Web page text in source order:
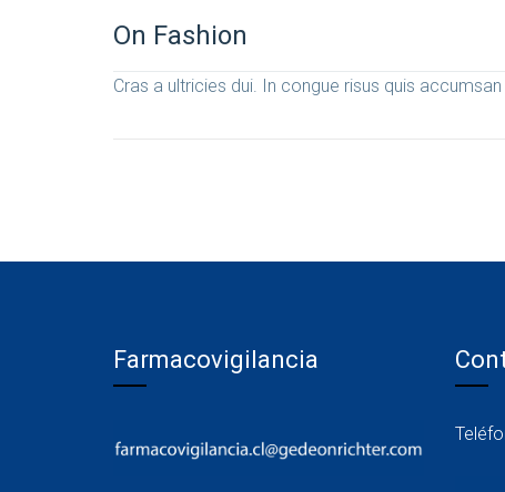
On Fashion
Cras a ultricies dui. In congue risus quis
Farmacovigilancia